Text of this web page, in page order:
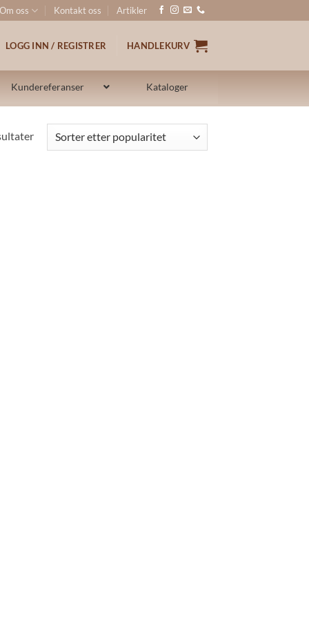
Om oss Kontakt oss Artikler
LOGG INN / REGISTRER HANDLEKURV
Kundereferanser Kataloger
Sortert
etter